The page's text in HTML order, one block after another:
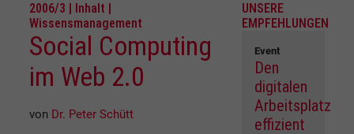
2006/3 | Inhalt |
Wissensmanagement
Social Computing
im Web 2.0
von Dr. Peter Schütt
UNSERE
EMPFEHLUNGEN
Event
Den
digitalen
Arbeitsplatz
effizient